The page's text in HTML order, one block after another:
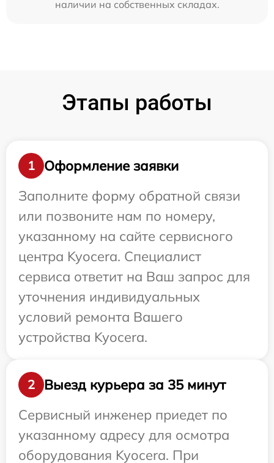
наличии на собственных складах.
Этапы работы
1
Оформление заявки
Заполните форму обратной связи
или позвоните нам по номеру,
указанному на сайте сервисного
центра Kyocera. Специалист
сервиса ответит на Ваш запрос для
уточнения индивидуальных
условий ремонта Вашего
устройства Kyocera.
2
Выезд курьера за 35 минут
Сервисный инженер приедет по
указанному адресу для осмотра
оборудования Kyocera. При